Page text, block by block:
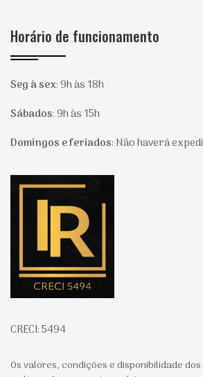
Horário de funcionamento
Seg à sex:9h às 18h
Sábados:9h às 15h
Domingos e feriados: Não haverá
Página inicial
CRECI: 5494
Os valores, condições e disponibilidade